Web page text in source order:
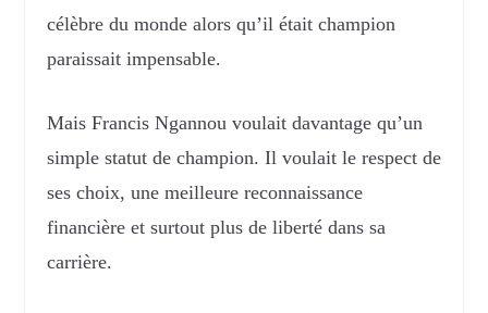
célèbre du monde alors qu’il était champion
paraissait impensable.
Mais Francis Ngannou voulait davantage qu’un
simple statut de champion. Il voulait le respect de
ses choix, une meilleure reconnaissance
financière et surtout plus de liberté dans sa
carrière.